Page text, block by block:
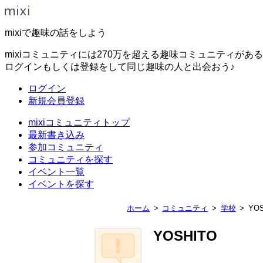
mixiで趣味の話をしよう
mixiコミュニティには270万を超える趣味コミュニティがある
ログインもしくは登録をして同じ趣味の人と出会おう♪
ログイン
新規会員登録
mixiコミュニティトップ
最新書き込み
参加コミュニティ
コミュニティを探す
イベント一覧
イベントを探す
ホーム コミュニティ 学校
YOSHITO